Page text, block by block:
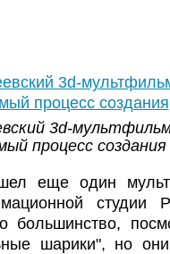
3d-
процесс создания
еще один
большинство,
шарики", но